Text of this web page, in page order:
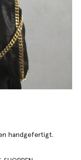
handgefertigt.